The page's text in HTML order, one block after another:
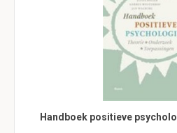
Handboek positieve